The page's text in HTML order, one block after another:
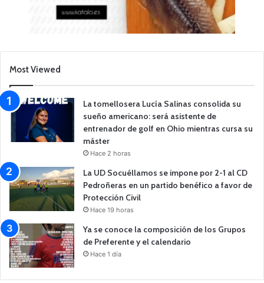
Most Viewed
La tomellosera Lucía Salinas consolida su
sueño americano: será asistente de
entrenador de golf en Ohio mientras cursa su
máster
Hace 2 horas
La UD Socuéllamos se impone por 2-1 al CD
Pedroñeras en un partido benéfico a favor de
Protección Civil
Hace 19 horas
Ya se conoce la composición de los Grupos
de Preferente y el calendario
Hace 1 día